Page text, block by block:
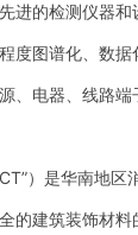
进的检测仪器
度图谱化、数
、电器、线路
）是华南地
的建筑装饰材